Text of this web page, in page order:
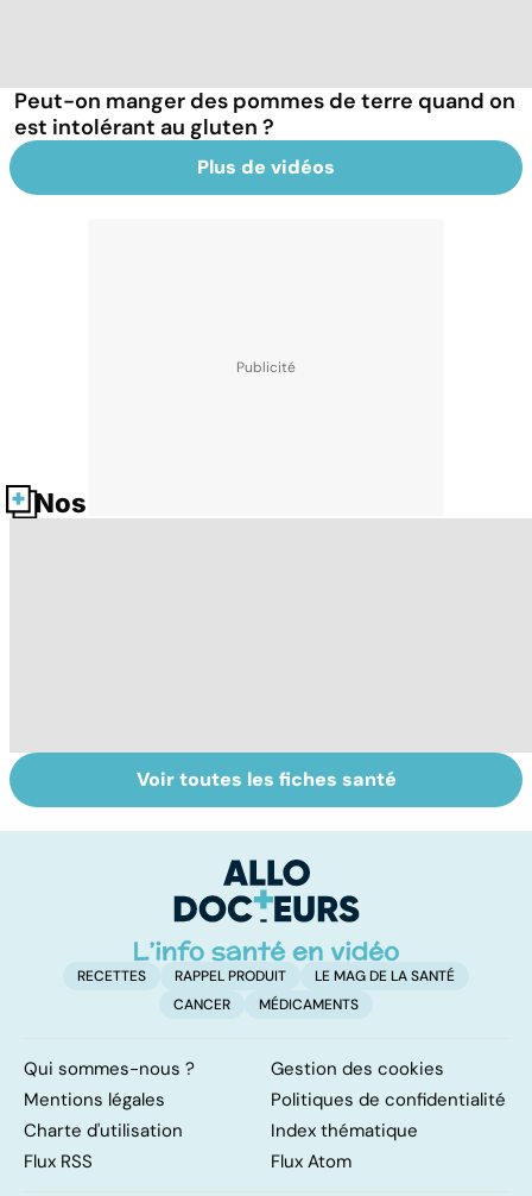
Peut-on manger des pommes de terre quand on
est intolérant au gluten ?
Plus de vidéos
Nos fiches santé
Post-partum : un
bouleversement
Gynéco : un suivi
pour la vie
Voir toutes les fiches santé
RECETTES RAPPEL PRODUIT
LE MAG DE LA SANTÉ
CANCER
MÉDICAMENTS
Qui sommes-nous ?
Gestion des cookies
Mentions légales
Politiques de confidentialité
Charte d'utilisation
Index thématique
Flux RSS
Flux Atom